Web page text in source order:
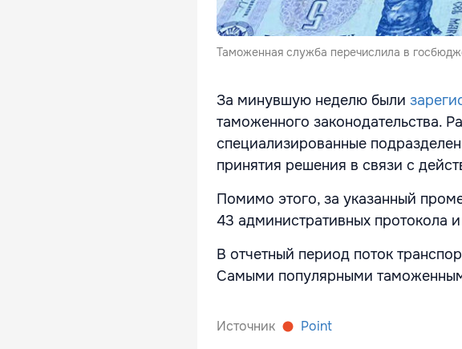
Таможенная служба перечислила в
За минувшую неделю были
таможенного законодательства.
специализированные
принятия решения в связи с
Помимо этого, за указанный
43 административных протокола
В отчетный период поток
Самыми популярными
Источник Point